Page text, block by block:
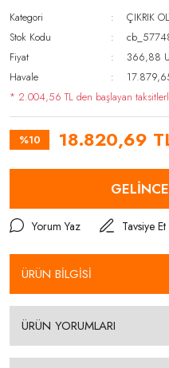
Kategori
ÇIKRIK
Stok Kodu
Fiyat
366,88
Havale
* 2.004,56 TL den başlayan
%10 18.820,69
Yorum Yaz Tavsiye Et
ÜRÜN BİLGİSİ
ÜRÜN YORUMLARI